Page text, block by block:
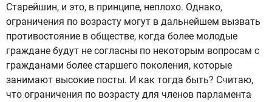
Старейшин, и это, в принципе, неплохо. Однако,
ограничения по возрасту могут в дальнейшем вызвать
противостояние в обществе, когда более молодые
граждане будут не согласны по некоторым вопросам с
гражданами более старшего поколения, которые
занимают высокие посты. И как тогда быть? Считаю,
что ограничения по возрасту для членов парламента